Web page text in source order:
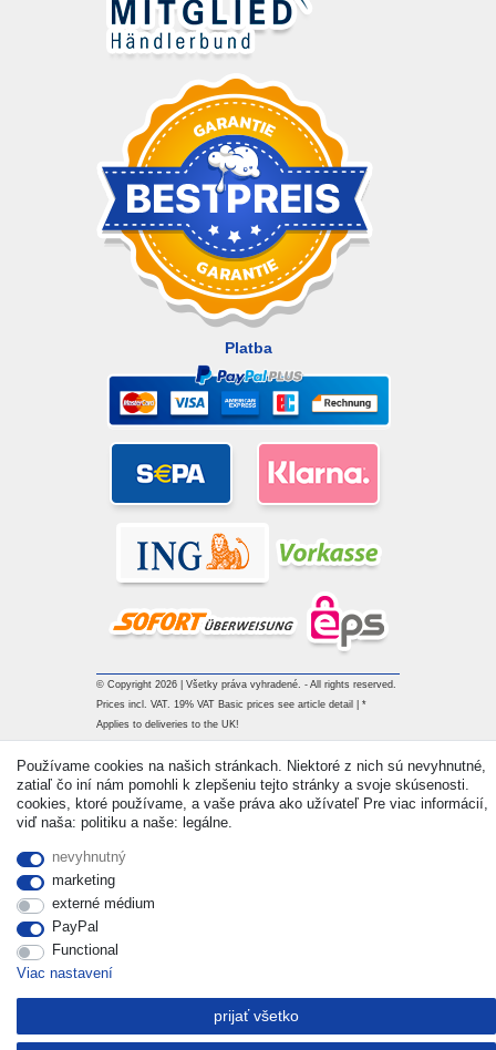
Platba
© Copyright 2026 | Všetky práva vyhradené. - All rights reserved.
Prices incl. VAT. 19% VAT Basic prices see article detail | *
Applies to deliveries to the UK!
Používame cookies na našich stránkach. Niektoré z nich sú nevyhnutné,
zatiaľ čo iní nám pomohli k zlepšeniu tejto stránky a svoje skúsenosti.
cookies, ktoré používame, a vaše práva ako užívateľ Pre viac informácií,
viď naša: politiku a naše: legálne.
nevyhnutný
marketing
externé médium
PayPal
Functional
Viac nastavení
prijať všetko
Withdraw from contract here Kontakt